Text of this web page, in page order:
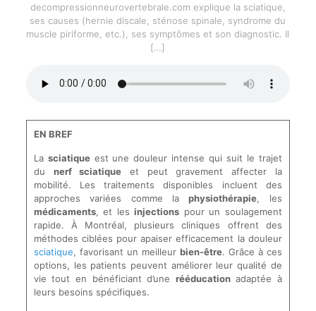
decompressionneurovertebrale.com explique la sciatique,
ses causes (hernie discale, sténose spinale, syndrome du
muscle piriforme, etc.), ses symptômes et son diagnostic. Il
[…]
EN BREF
La sciatiqueest une douleur intense qui suit le trajet
du nerf sciatique et peut gravement affecter la
mobilité. Les traitements disponibles incluent des
approches variées comme laphysiothérapie, les
médicaments, et lesinjections pour un soulagement
rapide. À Montréal, plusieurs cliniques offrent des
méthodes ciblées pour apaiser efficacement la douleur
sciatique, favorisant un meilleur bien-être. Grâce à ces
options, les patients peuvent améliorer leur qualité de
vie tout en bénéficiant d’une rééducationadaptée à
leurs besoins spécifiques.